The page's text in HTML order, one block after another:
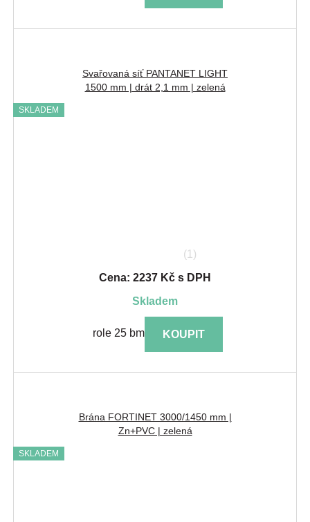
Svařovaná síť PANTANET LIGHT
1500 mm | drát 2,1 mm | zelená
SKLADEM
(1)
Cena: 2237 Kč s DPH
skladem
role 25 bm KOUPIT
Brána FORTINET 3000/1450 mm |
Zn+PVC | zelená
SKLADEM